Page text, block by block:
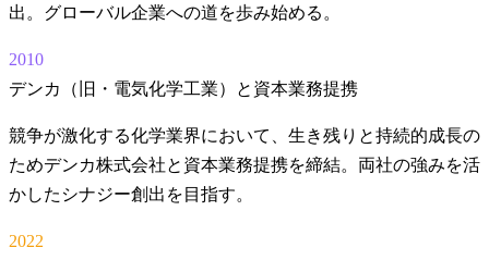
出。グローバル企業への道を歩み始める。
2010
デンカ（旧・電気化学工業）と資本業務提携
競争が激化する化学業界において、生き残りと持続的成長の
ためデンカ株式会社と資本業務提携を締結。両社の強みを活
かしたシナジー創出を目指す。
2022